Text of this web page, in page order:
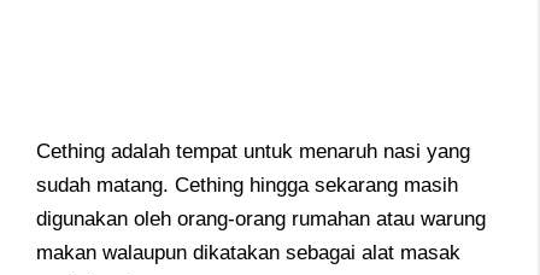
Cething adalah tempat untuk menaruh nasi yang
sudah matang. Cething hingga sekarang masih
digunakan oleh orang-orang rumahan atau warung
makan walaupun dikatakan sebagai alat masak